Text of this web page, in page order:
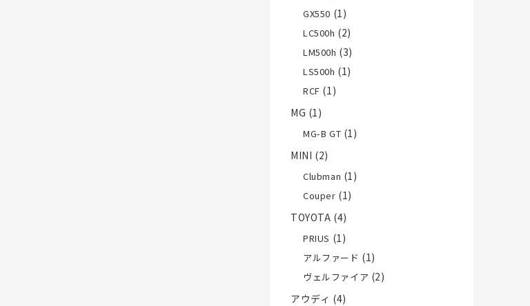
GX550 (1)
LC500h (2)
LM500h (3)
LS500h (1)
RCF (1)
MG (1)
MG-B GT (1)
MINI (2)
Clubman (1)
Couper (1)
TOYOTA (4)
PRIUS (1)
アルファード (1)
ヴェルファイア (2)
アウディ (4)